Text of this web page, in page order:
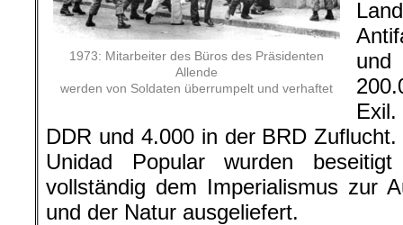
1973: Mitarbeiter des Büros des Präsidenten
Allende
werden von Soldaten überrumpelt und verhaftet
DDR und 4.000 in der BRD
Unidad Popular wurden
vollständig dem Imperialismus zur
und der Natur ausgeliefert.